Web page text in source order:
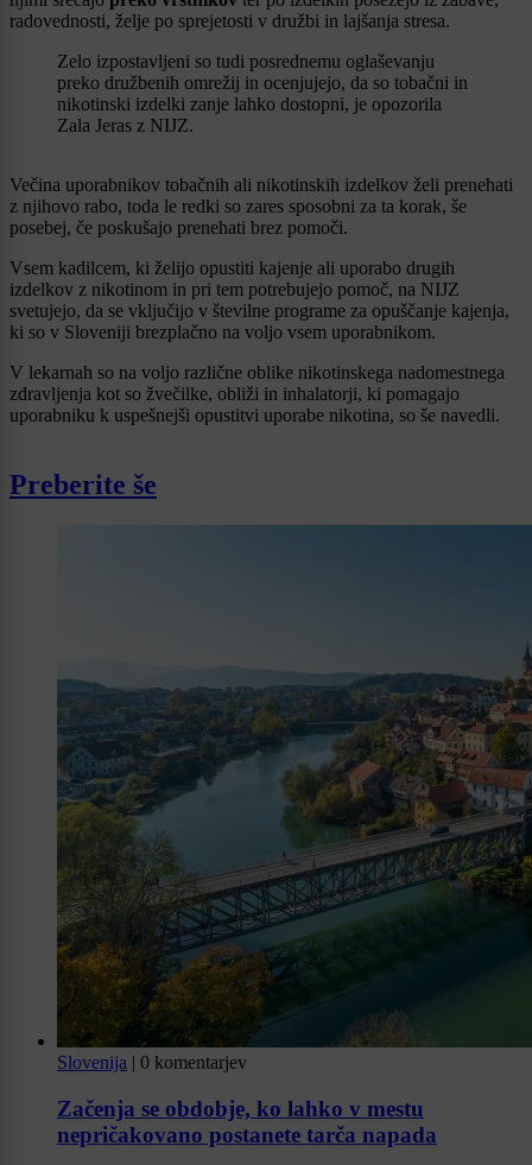
radovednosti, želje po sprejetosti v družbi in lajšanja stresa.
Zelo izpostavljeni so tudi posrednemu oglaševanju
preko družbenih omrežij in ocenjujejo, da so tobačni in
nikotinski izdelki zanje lahko dostopni, je opozorila
Zala Jeras z NIJZ.
Večina uporabnikov tobačnih ali nikotinskih izdelkov želi prenehati
z njihovo rabo, toda le redki so zares sposobni za ta korak, še
posebej, če poskušajo prenehati brez pomoči.
Vsem kadilcem, ki želijo opustiti kajenje ali uporabo drugih
izdelkov z nikotinom in pri tem potrebujejo pomoč, na NIJZ
svetujejo, da se vključijo v številne programe za opuščanje kajenja,
ki so v Sloveniji brezplačno na voljo vsem uporabnikom.
V lekarnah so na voljo različne oblike nikotinskega nadomestnega
zdravljenja kot so žvečilke, obliži in inhalatorji, ki pomagajo
uporabniku k uspešnejši opustitvi uporabe nikotina, so še navedli.
Preberite še
Slovenija | 0 komentarjev
Začenja se obdobje, ko lahko v mestu
nepričakovano postanete tarča napada